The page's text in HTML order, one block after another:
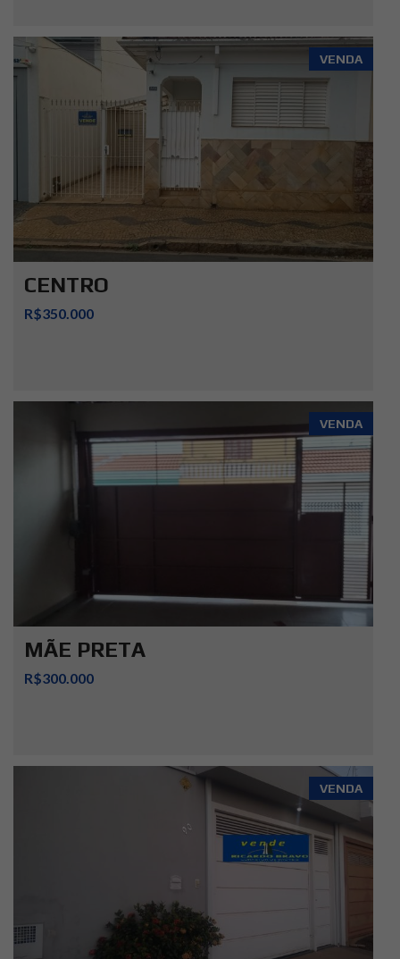
VENDA
CENTRO
R$350.000
VENDA
MÃE PRETA
R$300.000
VENDA